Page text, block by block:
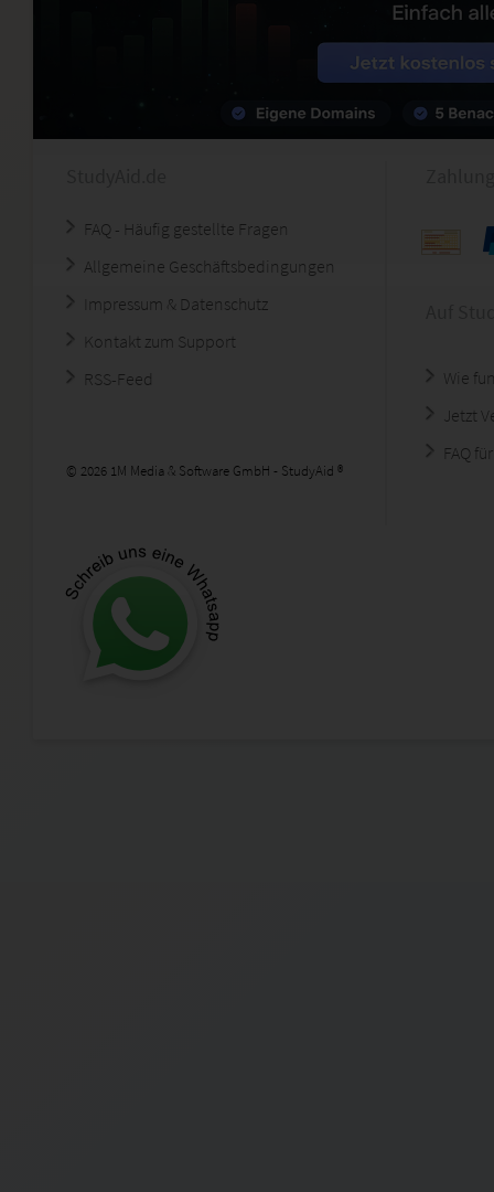
FAQ - Häufig gestellte Fragen
Allgemeine Geschäftsbedingungen
Impressum & Datenschutz
Kontakt zum Support
RSS-Feed
© 2026 1M Media & Software GmbH - StudyAid ®
Wie
Jetzt
FAQ